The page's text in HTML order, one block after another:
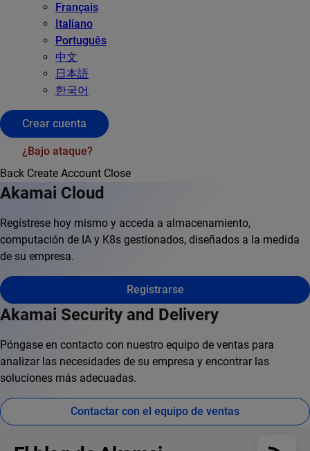
Français
Italiano
Português
中文
日本語
한국어
Crear cuenta
¿Bajo ataque?
Back Create Account Close
Akamai Cloud
Regístrese hoy mismo y acceda a almacenamiento,
computación de IA y K8s gestionados, diseñados a la medida
de su empresa.
Registrarse
Akamai Security and Delivery
Póngase en contacto con nuestro equipo de ventas para
analizar las necesidades de su empresa y encontrar las
soluciones más adecuadas.
Contactar con el equipo de ventas